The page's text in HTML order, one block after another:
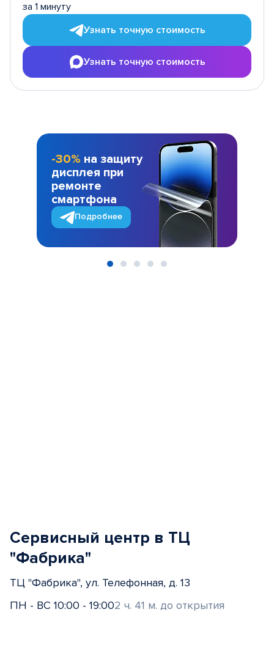
за 1 минуту
Узнать точную стоимость
Узнать точную стоимость
-30% на защиту
дисплея при
ремонте
смартфона
Подробнее
Сервисный центр в ТЦ
"Фабрика"
ТЦ "Фабрика", ул. Телефонная, д. 13
ПН - ВС 10:00 - 19:002 ч. 41 м. до открытия